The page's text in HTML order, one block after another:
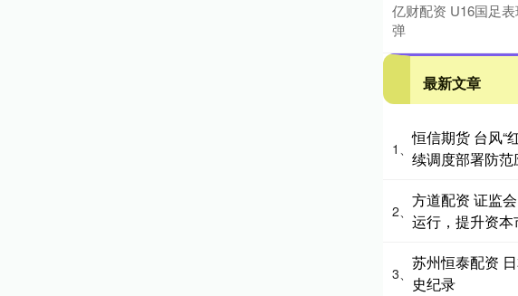
亿财配资 U16国足
弹
最新文章
1、
恒信期货 台风“
续调度部署防
2、
方道配资 证监
运行，提升资本
3、
苏州恒泰配资
史纪录